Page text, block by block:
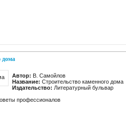
дома
Автор: В. Самойлов
Название: Строительство каменного дома
Издательство: Литературный бульвар
профессионалов